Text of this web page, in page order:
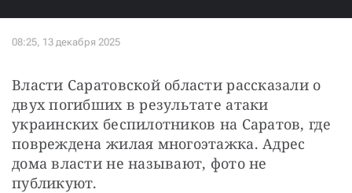
Власти Саратовской области рассказали о
двух погибших в результате атаки
украинских беспилотников на Саратов, где
повреждена жилая многоэтажка. Адрес
дома власти не называют, фото не
публикуют.